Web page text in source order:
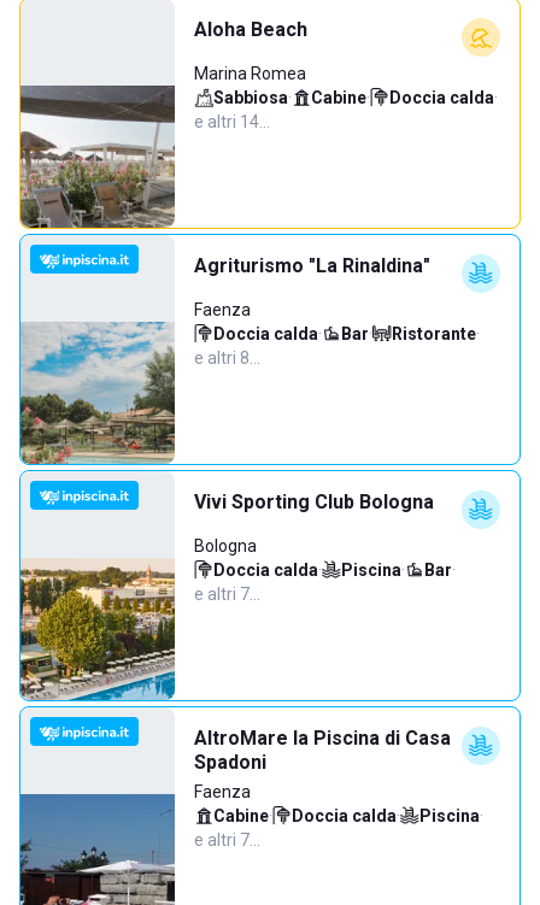
Aloha Beach
Marina Romea
Sabbiosa· Cabine· Doccia calda·
e altri 14…
Agriturismo "La Rinaldina"
Faenza
Doccia calda· Bar· Ristorante·
e altri 8…
Vivi Sporting Club Bologna
Bologna
Doccia calda· Piscina· Bar·
e altri 7…
AltroMare la Piscina di Casa
Spadoni
Faenza
Cabine· Doccia calda· Piscina·
e altri 7…